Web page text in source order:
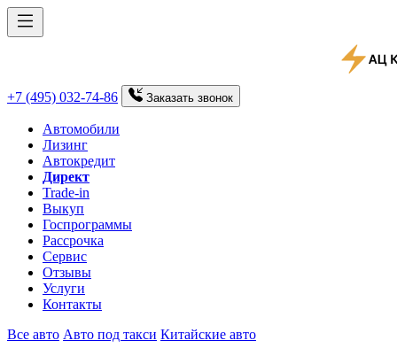
+7 (495) 032-74-86 Заказать звонок
Автомобили
Лизинг
Автокредит
Директ
Trade-in
Выкуп
Госпрограммы
Рассрочка
Сервис
Отзывы
Услуги
Контакты
Все авто Авто под такси Китайские авто